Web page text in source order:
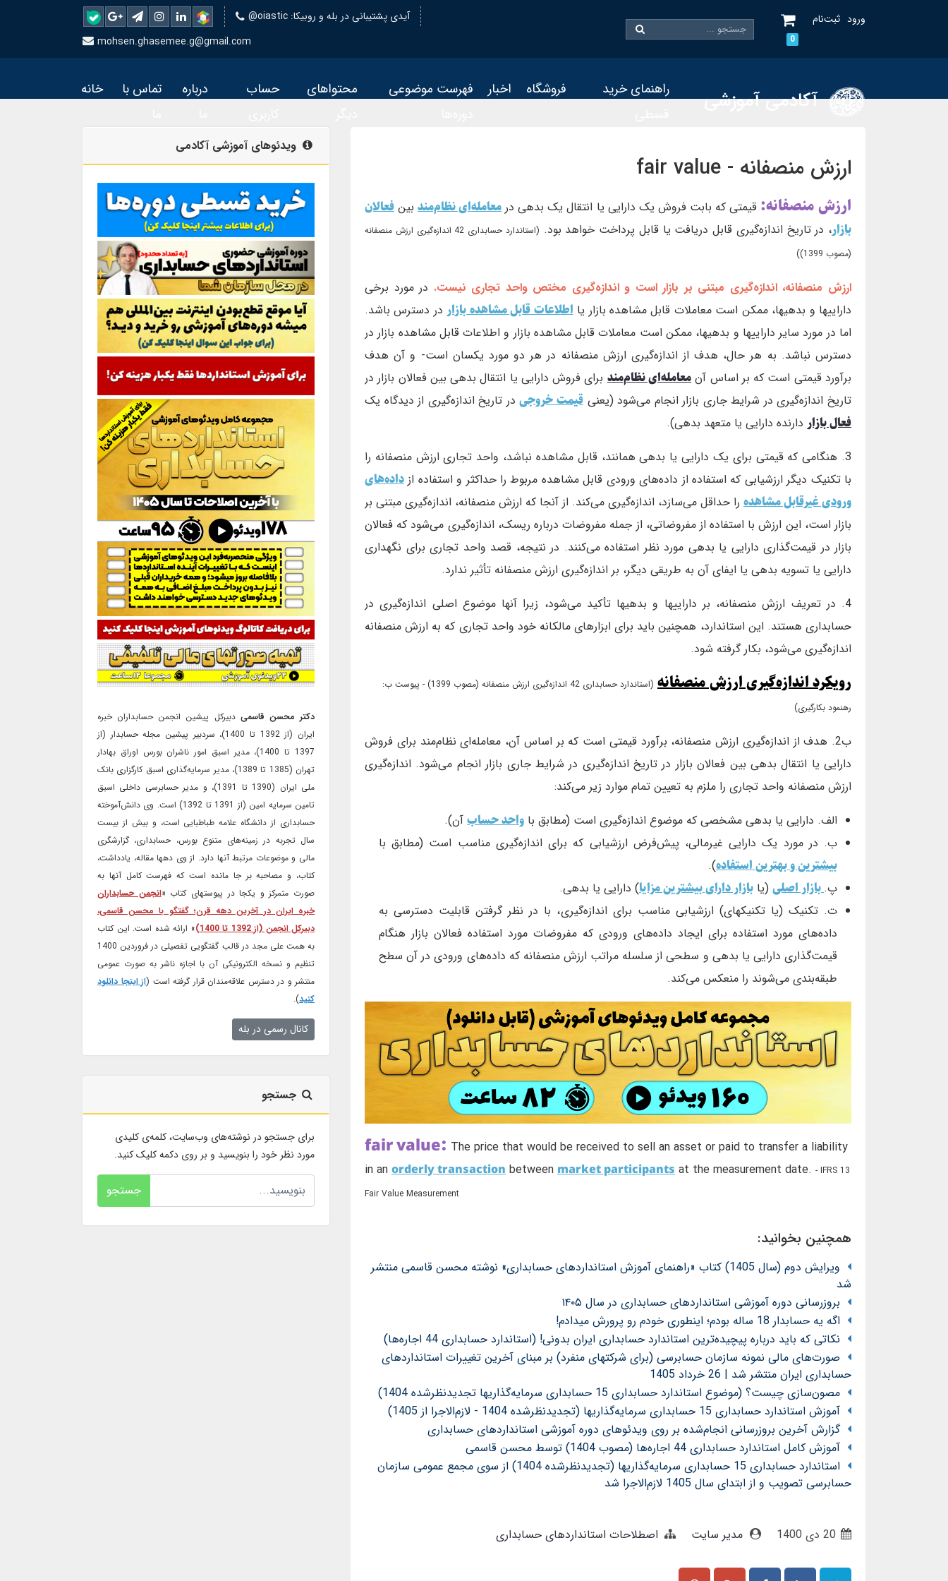
ورود ثبت‌نام
0
@oiastic :آیدی پشتیبانی در بله و روبیکا
mohsen.ghasemee.g@gmail.com
آکادمی آموزشی
راهنمای خرید
فروشگاه اخبار
فهرست موضوعی
محتواهای
حساب
درباره
تماس با
خانه
ارزش منصفانه - fair value
ارزش منصفانه:قیمتی که بابت فروش یک دارایی یا انتقال یک بدهی درمعامله‌ای نظام‌مندبین فعالان
بازار، در تاریخ اندازه‌گیری قابل دریافت یا قابل پرداخت خواهد بود.
(استاندارد حسابداری 42 اندازه‌گیری ارزش منصفانه
(مصوب 1399))
ارزش منصفانه، اندازه‌گیری مبتنی بر بازار است و اندازه‌گیری مختص واحد تجاری نیست. در مورد برخی
داراییها و بدهیها، ممکن است معاملات قابل مشاهده بازار یااطلاعات قابل مشاهده بازاردر دسترس باشد.
اما در مورد سایر داراییها و بدهیها، ممکن است معاملات قابل مشاهده بازار و اطلاعات قابل مشاهده بازار در
دسترس نباشد. به هر حال، هدف از اندازه‌گیری ارزش منصفانه در هر دو مورد یکسان است- و آن هدف
برآورد قیمتی است که بر اساس آن معامله‌ای نظام‌مندبرای فروش دارایی یا انتقال بدهی بین فعالان بازار در
تاریخ اندازه‌گیری در شرایط جاری بازار انجام می‌شود (یعنیقیمت خروجیدر تاریخ اندازه‌گیری از دیدگاه یک
فعال بازار دارنده دارایی یا متعهد بدهی).
3. هنگامی که قیمتی برای یک دارایی یا بدهی همانند، قابل مشاهده نباشد، واحد تجاری ارزش منصفانه را
با تکنیک دیگر ارزشیابی که استفاده از داده‌های ورودی قابل‌ مشاهده مربوط را حداكثر و استفاده از داده‌های
ورودی غیرقابل‌ مشاهده را حداقل می‌سازد، اندازه‌گیری می‌کند. از آنجا كه ارزش منصفانه، اندازه‌گیری مبتنی بر
بازار است، این ارزش با استفاده از مفروضاتی، از جمله مفروضات درباره ریسک، اندازه‌گیری می‌شود که فعالان
بازار در قیمت‌گذاری دارایی یا بدهی مورد نظر استفاده می‌‌كنند. در نتیجه، قصد واحد تجاری برای نگهداری
دارایی یا تسویه بدهی یا ایفای آن به طریقی دیگر، بر اندازه‌گیری ارزش منصفانه تأثیر ندارد.
4. در تعریف ارزش منصفانه، بر داراییها و بدهیها تأكید می‌شود، زیرا آنها موضوع اصلی اندازه‌گیری در
حسابداری هستند. این استاندارد، همچنین باید برای ابزارهای مالکانه خود واحد تجاری که به ارزش منصفانه
اندازه‌گیری می‌شود، بکار گرفته شود.
رویكرد اندازه‌گیری ارزش منصفانه
(استاندارد حسابداری 42 اندازه‌گیری ارزش منصفانه (مصوب 1399) - پیوست ب:
رهنمود بکارگیری)
ب2. هدف از اندازه‌گیری ارزش منصفانه، برآورد قیمتی است که بر اساس آن، معامله‌ای نظام‌مند برای فروش
دارایی یا انتقال بدهی بین فعالان بازار در تاریخ اندازه‌گیری در شرایط جاری بازار انجام می‌شود. اندازه‌گیری
ارزش منصفانه واحد تجاری را ملزم به تعیین تمام موارد زیر می‌کند:
الف. دارایی یا بدهی مشخصی که موضوع اندازه‌گیری است (مطابق با واحد حساب آن).
ب. در مورد یک دارایی غیرمالی، پیش‌فرض ارزشیابی که برای اندازه‌گیری مناسب است (مطابق با
بیشترین و بهترین استفاده).
پ.بازار اصلی (یا بازار دارای بیشترین مزایا) دارایی یا بدهی.
ت. تکنیک (یا تکنیکهای) ارزشیابی مناسب برای اندازه‌گیری، با در نظر گرفتن قابلیت دسترسی به
داده‌های مورد استفاده برای ایجاد داده‌های ورودی که مفروضات مورد استفاده فعالان بازار هنگام
قیمت‌گذاری دارایی یا بدهی و سطحی از سلسله مراتب ارزش منصفانه که داده‌های ورودی در آن سطح
طبقه‌بندی می‌شوند را منعکس می‌کند.
fair value: The price that would be received to sell an asset or paid to transfer a liability
in an orderly transaction between market participants at the measurement date. - IFRS 13
Fair Value Measurement
همچنین بخوانید:
ویرایش دوم (سال 1405) کتاب «راهنمای آموزش استانداردهای حسابداری» نوشته محسن قاسمی منتشر
شد
بروزرسانی دوره آموزشی استانداردهای حسابداری در سال ۱۴۰۵
اگه یه حسابدار 18 ساله بودم؛ اینطوری خودم رو پرورش میدادم!
نکاتی که باید درباره پیچیده‌ترین استاندارد حسابداری ایران بدونی! (استاندارد حسابداری 44 اجاره‌ها)
صورت‌های مالی نمونه سازمان حسابرسی (برای شرکتهای منفرد) بر مبنای آخرین تغییرات استانداردهای
حسابداری ایران منتشر شد | 26 خرداد 1405
مصون‌سازی چیست؟ (موضوع استاندارد حسابداری 15 حسابداری سرمایه‌گذاریها تجدیدنظرشده 1404)
آموزش استاندارد حسابداری 15 حسابداری سرمایه‌گذاریها (تجدیدنظرشده 1404 - لازم‌الاجرا از 1405)
گزارش آخرین بروزرسانی انجام‌شده بر روی ویدئوهای دوره آموزشی استانداردهای حسابداری
آموزش کامل استاندارد حسابداری 44 اجاره‌ها (مصوب 1404) توسط محسن قاسمی
استاندارد حسابداری 15 حسابداری سرمایه‌گذاریها (تجدیدنظرشده 1404) از سوی مجمع عمومی سازمان
حسابرسی تصویب و از ابتدای سال 1405 لازم‌الاجرا شد
مدیر سایت اصطلاحات استانداردهای حسابداری
ویدئوهای آموزشی آکادمی
دکتر محسن قاسمی دبیرکل پیشین انجمن حسابداران خبره
ایران (از 1392 تا 1400)، سردبیر پیشین مجله حسابدار (از
1397 تا 1400)، مدیر اسبق امور ناشران بورس اوراق بهادار
تهران (1385 تا 1389)، مدیر سرمایه‌گذاری اسبق کارگزاری بانک
ملی ایران (1390 تا 1391)، و مدیر حسابرسی داخلی اسبق
تامین سرمایه امین (از 1391 تا 1392) است. وی دانش‌آموخته
حسابداری از دانشگاه علامه طباطبایی است، و بیش از بیست
سال تجربه در زمینه‌های متنوع بورس، حسابداری، گزارشگری
مالی و موضوعات مرتبط آنها دارد. از وی دهها مقاله، یادداشت،
کتاب، و مصاحبه بر جا مانده است که فهرست کامل آنها به
صورت متمرکز و یکجا در پیوستهای کتاب «انجمن حسابداران
خبره ایران در آخرین دهه قرن؛ گفتگو با محسن قاسمی،
دبیرکل انجمن (از 1392 تا 1400)
» ارائه شده است. این کتاب
به همت علی مجد در قالب گفتگویی تفصیلی در فروردین 1400
تنظیم و نسخه الکترونیکی آن با اجازه ناشر به صورت عمومی
منتشر و در دسترس علاقه‌مندان قرار گرفته است (از اینجا دانلود
کنید).
کانال رسمی در بله
جستجو
برای جستجو در نوشته‌های وب‌سایت، کلمه‌ی کلیدی
مورد نظر خود را بنویسید و بر روی دکمه کلیک کنید.
جستجو